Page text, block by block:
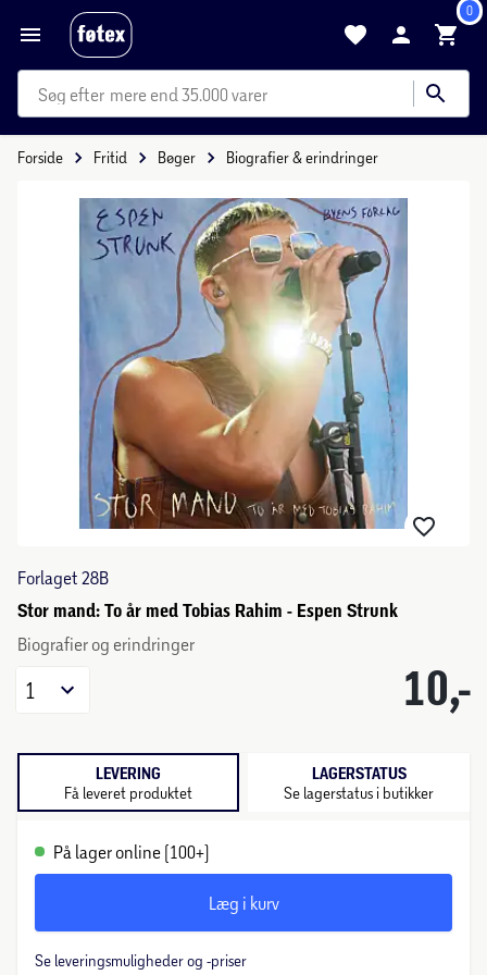
0
mere end 35.000 varer
Forside Fritid Bøger Biografier & erindringer
Forlaget 28B
Stor mand: To år med Tobias Rahim - Espen Strunk
Biografier og erindringer
10,-
1
LEVERING
Få leveret produktet
LAGERSTATUS
Se lagerstatus i butikker
På lager online (100+)
Læg i kurv
Se leveringsmuligheder og -priser